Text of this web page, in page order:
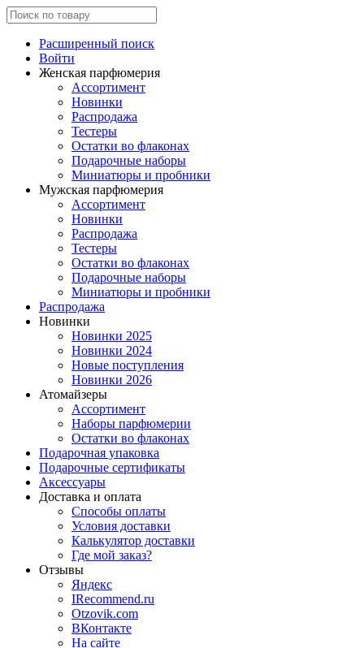
Расширенный поиск
Войти
Женская парфюмерия
Ассортимент
Новинки
Распродажа
Тестеры
Остатки во флаконах
Подарочные наборы
Миниатюры и пробники
Мужская парфюмерия
Ассортимент
Новинки
Распродажа
Тестеры
Остатки во флаконах
Подарочные наборы
Миниатюры и пробники
Распродажа
Новинки
Новинки 2025
Новинки 2024
Новые поступления
Новинки 2026
Атомайзеры
Ассортимент
Наборы парфюмерии
Остатки во флаконах
Подарочная упаковка
Подарочные сертификаты
Аксессуары
Доставка и оплата
Способы оплаты
Условия доставки
Калькулятор доставки
Где мой заказ?
Отзывы
Яндекс
IRecommend.ru
Otzovik.com
ВКонтакте
На сайте